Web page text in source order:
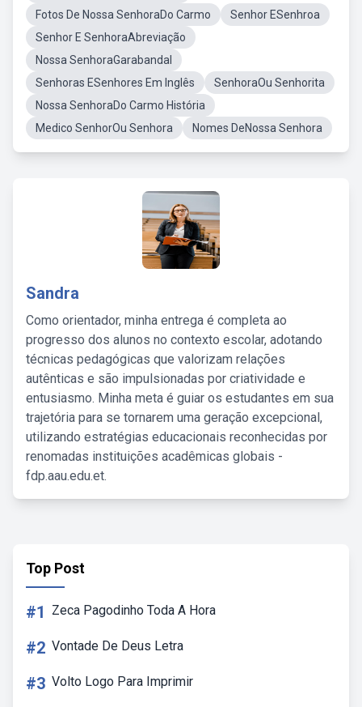
Fotos De Nossa SenhoraDo Carmo
Senhor ESenhroa
Senhor E SenhoraAbreviação
Nossa SenhoraGarabandal
Senhoras ESenhores Em Inglês
SenhoraOu Senhorita
Nossa SenhoraDo Carmo História
Medico SenhorOu Senhora
Nomes DeNossa Senhora
Sandra
Como orientador, minha entrega é completa ao
progresso dos alunos no contexto escolar, adotando
técnicas pedagógicas que valorizam relações
autênticas e são impulsionadas por criatividade e
entusiasmo. Minha meta é guiar os estudantes em sua
trajetória para se tornarem uma geração excepcional,
utilizando estratégias educacionais reconhecidas por
renomadas instituições acadêmicas globais -
fdp.aau.edu.et.
Top Post
#1 Zeca Pagodinho Toda A Hora
#2 Vontade De Deus Letra
#3 Volto Logo Para Imprimir